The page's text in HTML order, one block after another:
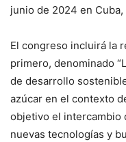
junio de 2024 en
El congreso incluirá la
primero, denominado
de desarrollo
azúcar en el contexto
objetivo el intercambio
nuevas tecnologías y